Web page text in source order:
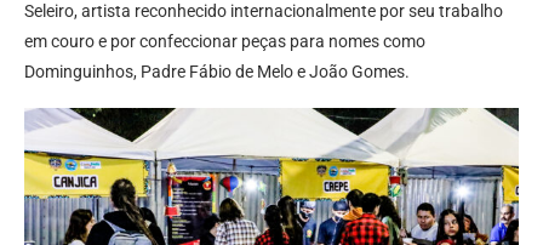
Seleiro, artista reconhecido internacionalmente por seu trabalho
em couro e por confeccionar peças para nomes como
Dominguinhos, Padre Fábio de Melo e João Gomes.